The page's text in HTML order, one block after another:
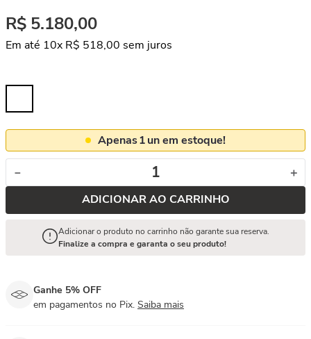
R$ 5.180,00
Em até 10x R$ 518,00 sem juros
Apenas1un em estoque!
＋
－
ADICIONAR AO CARRINHO
Adicionar o produto no carrinho não garante sua reserva.
Finalize a compra e garanta o seu produto!
Ganhe 5% OFF
em pagamentos no Pix. Saiba mais